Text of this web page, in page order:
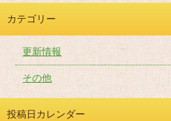
カテゴリー
更新情報
その他
投稿日カレンダー